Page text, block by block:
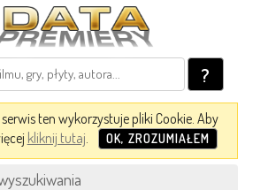
?
ten wykorzystuje pliki Cookie. Aby
kliknij tutaj. OK, ZROZUMIAŁEM